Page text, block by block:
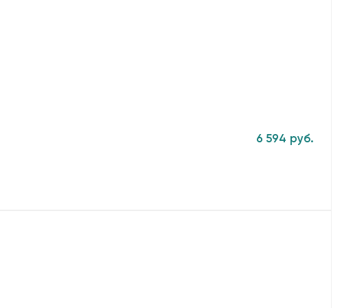
6 594 руб.